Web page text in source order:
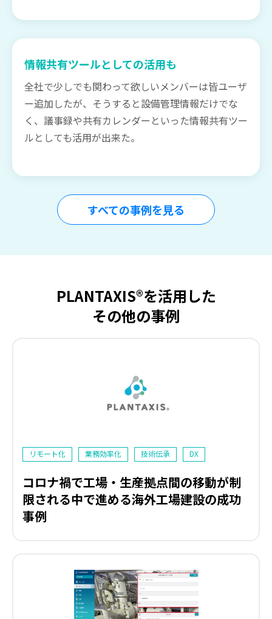
情報共有ツールとしての活用も
全社で少しでも関わって欲しいメンバーは皆ユーザ
ー追加したが、そうすると設備管理情報だけでな
く、議事録や共有カレンダーといった情報共有ツー
ルとしても活用が出来た。
すべての事例を見る
PLANTAXIS®を活用した
その他の事例
リモート化 業務効率化 技術伝承 DX
コロナ禍で工場・生産拠点間の移動が制
限される中で進める海外工場建設の成功
事例